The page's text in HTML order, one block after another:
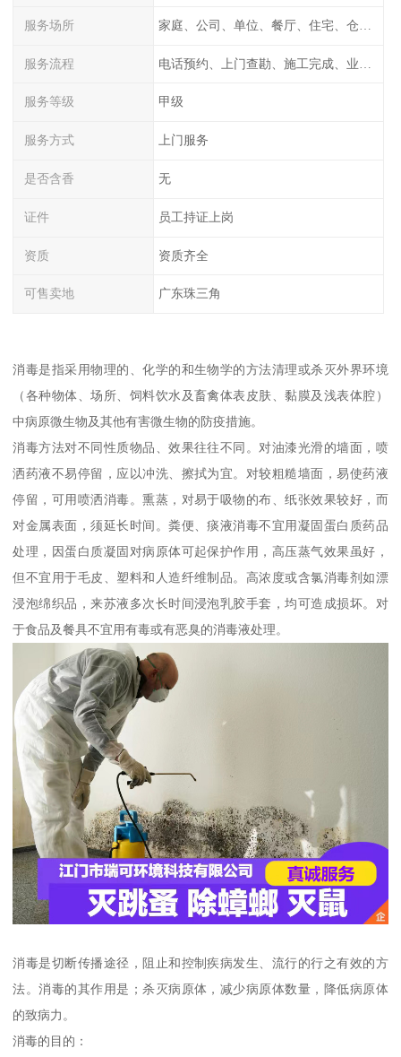
服务场所
服务流程
服务等级 甲级
服务方式 上门服务
是否含香 无
证件 员工持证上岗
资质 资质齐全
可售卖地 广东珠三角
消毒是指采用物理的、化学的和生物学的方法清理或杀灭外界环境
（各种物体、场所、饲料饮水及畜禽体表皮肤、黏膜及浅表体腔）
中病原微生物及其他有害微生物的防疫措施。
消毒方法对不同性质物品、效果往往不同。对油漆光滑的墙面，喷
洒药液不易停留，应以冲洗、擦拭为宜。对较粗糙墙面，易使药液
停留，可用喷洒消毒。熏蒸，对易于吸物的布、纸张效果较好，而
对金属表面，须延长时间。粪便、痰液消毒不宜用凝固蛋白质药品
处理，因蛋白质凝固对病原体可起保护作用，高压蒸气效果虽好，
但不宜用于毛皮、塑料和人造纤维制品。高浓度或含氯消毒剂如漂
浸泡绵织品，来苏液多次长时间浸泡乳胶手套，均可造成损坏。对
于食品及餐具不宜用有毒或有恶臭的消毒液处理。
消毒是切断传播途径，阻止和控制疾病发生、流行的行之有效的方
法。消毒的其作用是；杀灭病原体，减少病原体数量，降低病原体
的致病力。
消毒的目的：